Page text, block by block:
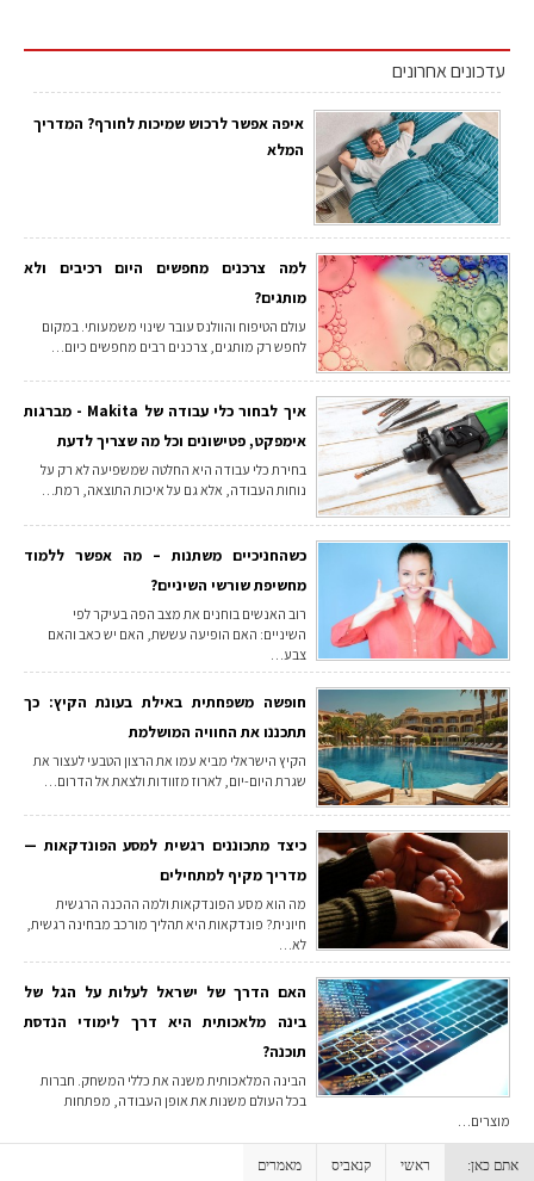
עדכונים אחרונים
איפה אפשר לרכוש שמיכות לחורף? המדריך
המלא
למה צרכנים מחפשים היום רכיבים ולא
מותגים?
עולם הטיפוח והוולנס עובר שינוי משמעותי. במקום
לחפש רק מותגים, צרכנים רבים מחפשים כיום…
איך לבחור כלי עבודה של Makita - מברגות
אימפקט, פטישונים וכל מה שצריך לדעת
בחירת כלי עבודה היא החלטה שמשפיעה לא רק על
נוחות העבודה, אלא גם על איכות התוצאה, רמת…
כשהחניכיים משתנות – מה אפשר ללמוד
מחשיפת שורשי השיניים?
רוב האנשים בוחנים את מצב הפה בעיקר לפי
השיניים: האם הופיעה עששת, האם יש כאב והאם
צבע…
חופשה משפחתית באילת בעונת הקיץ: כך
תתכננו את החוויה המושלמת
הקיץ הישראלי מביא עמו את הרצון הטבעי לעצור את
שגרת היום-יום, לארוז מזוודות ולצאת אל הדרום…
כיצד מתכוננים רגשית למסע הפונדקאות —
מדריך מקיף למתחילים
מה הוא מסע הפונדקאות ולמה ההכנה הרגשית
חיונית? פונדקאות היא תהליך מורכב מבחינה רגשית,
לא…
האם הדרך של ישראל לעלות על הגל של
בינה מלאכותית היא דרך לימודי הנדסת
תוכנה?
הבינה המלאכותית משנה את כללי המשחק. חברות
בכל העולם משנות את אופן העבודה, מפתחות
מוצרים…
אתם כאן: ראשי קנאביס מאמרים